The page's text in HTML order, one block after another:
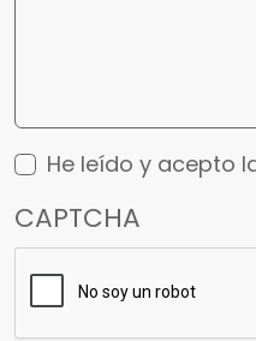
He leído y acepto
CAPTCHA